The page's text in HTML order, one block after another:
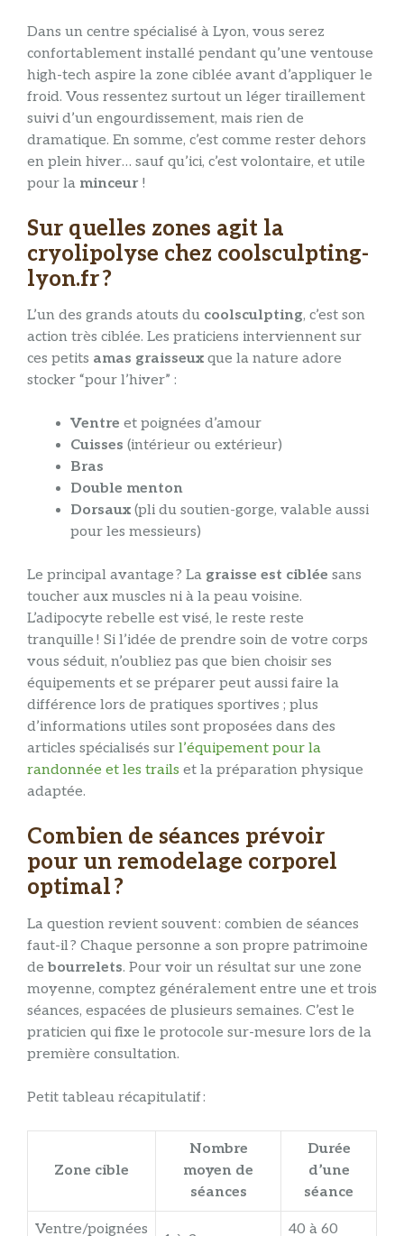
Dans un centre spécialisé à Lyon, vous serez
confortablement installé pendant qu’une ventouse
high-tech aspire la zone ciblée avant d’appliquer le
froid. Vous ressentez surtout un léger tiraillement
suivi d’un engourdissement, mais rien de
dramatique. En somme, c’est comme rester dehors
en plein hiver… sauf qu’ici, c’est volontaire, et utile
pour la minceur!
Sur quelles zones agit la
cryolipolyse chez coolsculpting-
lyon.fr ?
L’un des grands atouts du coolsculpting, c’est son
action très ciblée. Les praticiens interviennent sur
ces petits amas graisseux que la nature adore
stocker “pour l’hiver” :
Ventre et poignées d’amour
Cuisses (intérieur ou extérieur)
Bras
Double menton
Dorsaux (pli du soutien-gorge, valable aussi
pour les messieurs)
Le principal avantage ? La graisse est ciblée sans
toucher aux muscles ni à la peau voisine.
L’adipocyte rebelle est visé, le reste reste
tranquille ! Si l’idée de prendre soin de votre corps
vous séduit, n’oubliez pas que bien choisir ses
équipements et se préparer peut aussi faire la
différence lors de pratiques sportives ; plus
d’informations utiles sont proposées dans des
articles spécialisés sur l’équipement pour la
randonnée et les trails et la préparation physique
adaptée.
Combien de séances prévoir
pour un remodelage corporel
optimal ?
La question revient souvent : combien de séances
faut-il ? Chaque personne a son propre patrimoine
debourrelets. Pour voir un résultat sur une zone
moyenne, comptez généralement entre une et trois
séances, espacées de plusieurs semaines. C’est le
praticien qui fixe le protocole sur-mesure lors de la
première consultation.
Petit tableau récapitulatif :
Zone cible
Nombre
moyen de
séances
Durée
d’une
séance
Ventre/poignées 40 à 60